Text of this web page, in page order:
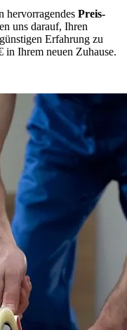
hervorragendes Preis-
uns darauf, Ihren
Erfahrung zu
in Ihrem neuen Zuhause.